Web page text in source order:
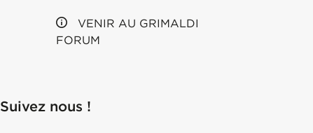
VENIR AU GRIMALDI
FORUM
Suivez nous !